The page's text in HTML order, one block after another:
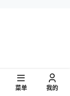
菜单 我的